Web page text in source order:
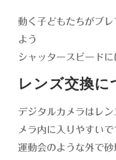
動く子どもたちがブ
よう
シャッタースピードに
レンズ交換に
デジタルカメラはレ
メラ内に入りやすいで
運動会のような外で